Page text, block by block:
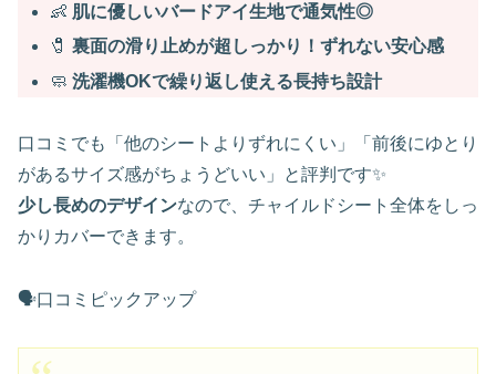
👶 肌に優しいバードアイ生地で通気性◎
🧷裏面の滑り止めが超しっかり！ずれない安心感
🧼洗濯機OKで繰り返し使える長持ち設計
口コミでも「他のシートよりずれにくい」「前後にゆとり
があるサイズ感がちょうどいい」と評判です✨
少し長めのデザインなので、チャイルドシート全体をしっ
かりカバーできます。
🗣️口コミピックアップ